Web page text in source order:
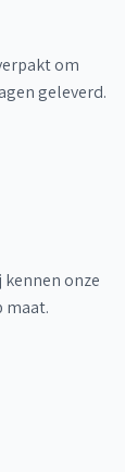
om
geleverd.
onze
maat.